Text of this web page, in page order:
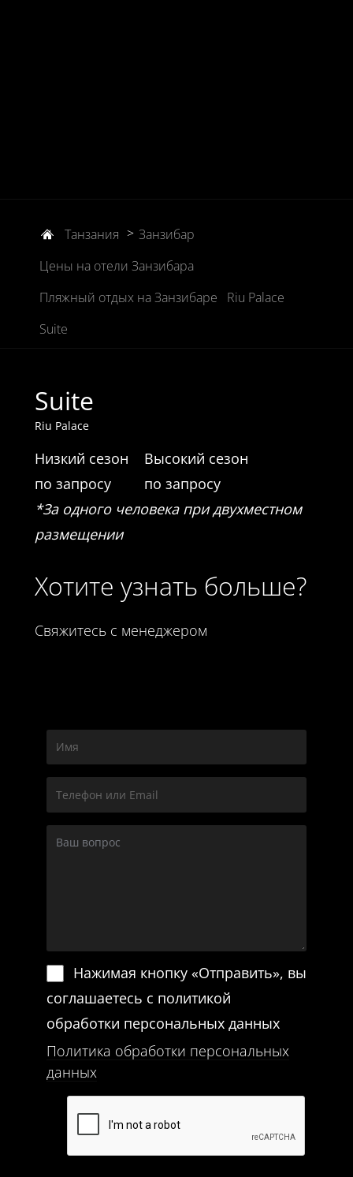
Танзания > Занзибар
Цены на отели Занзибара
Пляжный отдых на Занзибаре
Riu Palace
Suite
Suite
Riu Palace
Низкий сезон
по запросу
Высокий сезон
по запросу
*За одного человека при двухместном
размещении
Хотите узнать больше?
Свяжитесь с менеджером
Нажимая кнопку «Отправить», вы
соглашаетесь с политикой
обработки персональных данных
Политика обработки персональных
данных